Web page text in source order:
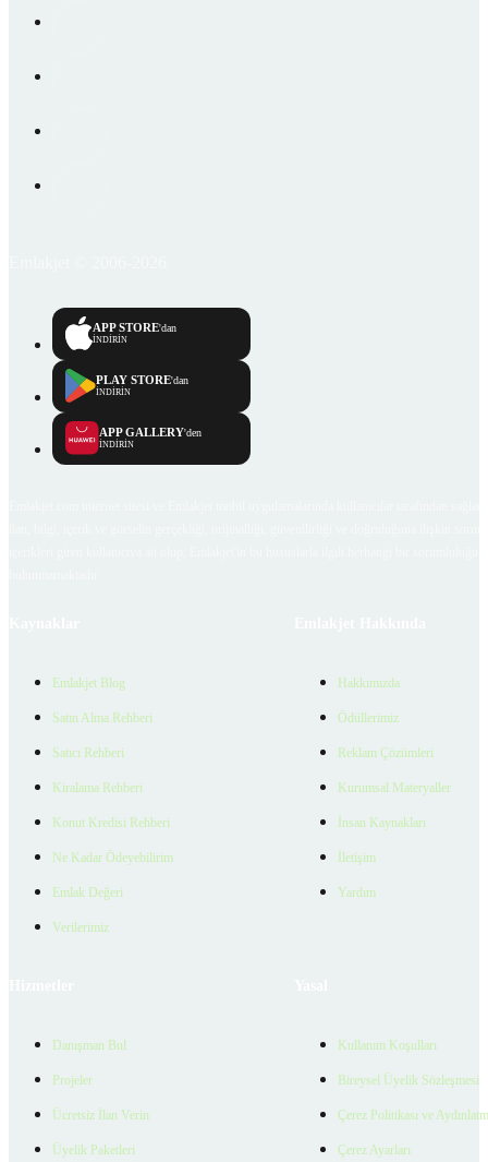
APP STORE'dan
İNDİRİN
PLAY STORE'dan
İNDİRİN
APP GALLERY'den
İNDİRİN
Emlakjet Blog
Satın Alma Rehberi
Satıcı Rehberi
Kiralama Rehberi
Konut Kredisi Rehberi
Ne Kadar Ödeyebilirim
Emlak Değeri
Verilerimiz
Hakkımızda
Ödüllerimiz
Reklam Çözümleri
Kurumsal Materyaller
İnsan Kaynakları
İletişim
Yardım
Danışman Bul
Projeler
Ücretsiz İlan Verin
Üyelik Paketleri
Kullanım Koşulları
Bireysel Üyelik Sözleşmesi
Çerez Politikası ve
Çerez Ayarları